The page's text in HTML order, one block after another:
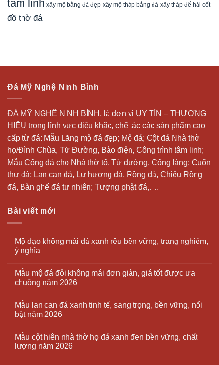
tâm linh xây mộ bằng đá đẹp xây mộ tháp bằng đá xây tháp để hài cốt
đồ thờ đá
Đá Mỹ Nghệ Ninh Bình
ĐÁ MỸ NGHỆ NINH BÌNH, là đơn vị UY TÍN – THƯƠNG
HIỆU trong lĩnh vực điêu khắc, chế tác các sản phẩm cao
cấp từ đá: Mẫu Lăng mộ đá đẹp; Mộ đá; Cột đá Nhà thờ
họ/Đình Chùa, Từ Đường, Bảo điện, Công trình tâm linh;
Mẫu Cổng đá cho Nhà thờ tổ, Từ đường, Cổng làng; Cuốn
thư đá; Lan can đá, Lư hương đá, Rồng đá, Chiếu Rồng
đá, Bàn ghế đá tự nhiên; Tượng phật đá,….
Bài viết mới
Mộ đạo không mái đá xanh rêu bền vững, trang nghiêm,
ý nghĩa
Mẫu mộ đá đôi không mái đơn giản, giá tốt được ưa
chuộng năm 2026
Mẫu lan can đá xanh tinh tế, sang trọng, bền vững, nổi
bật năm 2026
Mẫu cột hiên nhà thờ họ đá xanh đen bền vững, chất
lượng năm 2026